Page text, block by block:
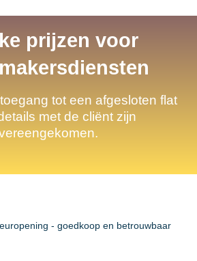
prijzen voor
tot een afgesloten flat
met de cliënt zijn
- goedkoop en betrouwbaar